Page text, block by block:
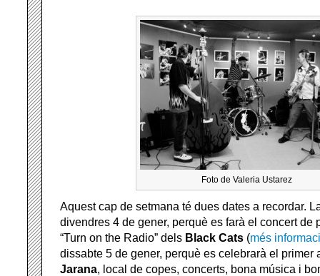
Foto de Valeria Ustarez
Aquest cap de setmana té dues dates a recordar.
divendres 4 de gener, perquè es farà el concert de
“Turn on the Radio” dels Black Cats (més
dissabte 5 de gener, perquè es celebrarà el primer
Jarana, local de copes, concerts, bona música i